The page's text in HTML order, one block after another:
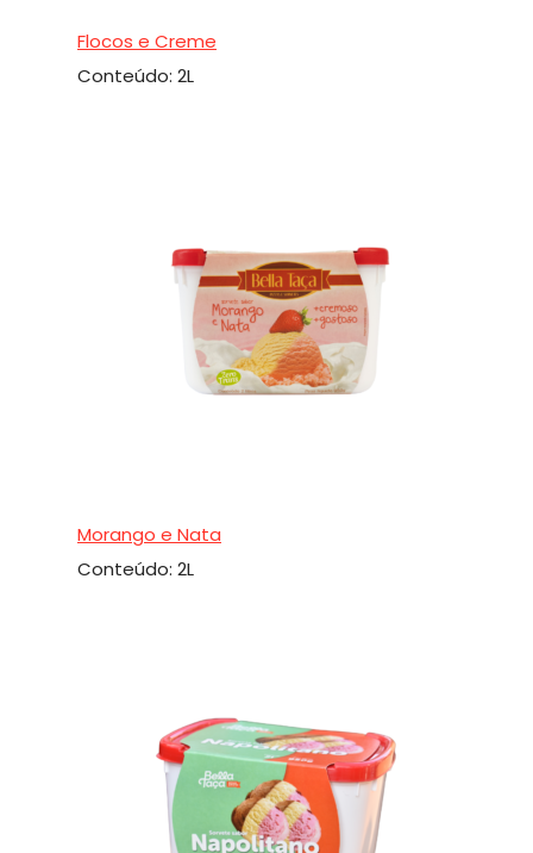
Flocos e Creme
Conteúdo: 2L
Morango e Nata
Conteúdo: 2L